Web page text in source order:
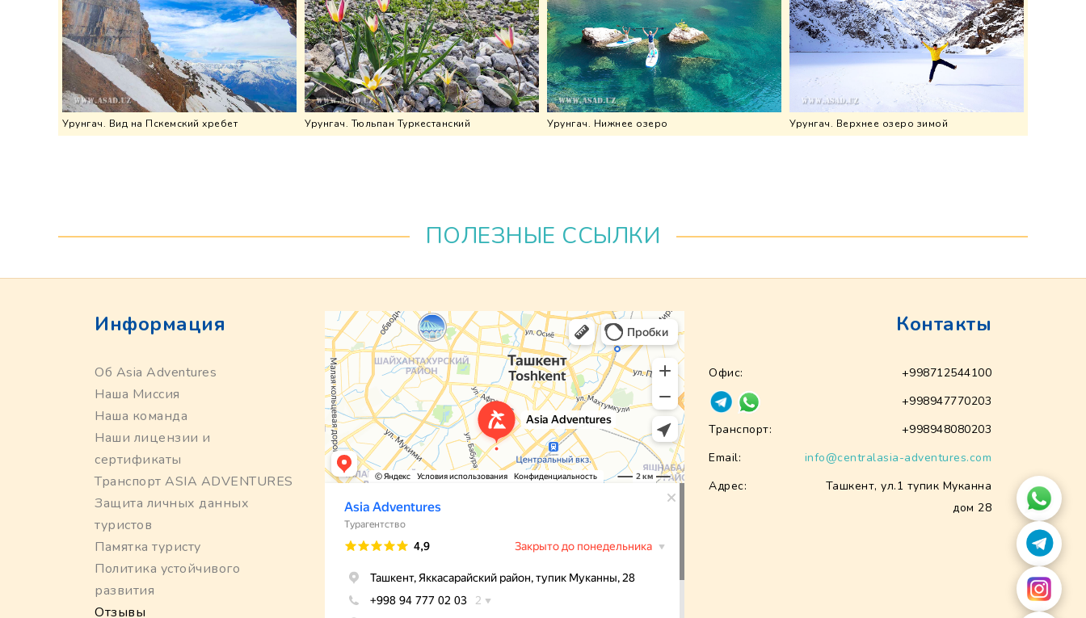
Урунгач. Вид на Пскемский хребет Урунгач. Тюльпан Туркестанский Урунгач. Нижнее озеро Урунгач. Верхнее озеро зимой
ПОЛЕЗНЫЕ ССЫЛКИ
Информация
Об Asia Adventures
Наша Миссия
Наша команда
Наши лицензии и
сертификаты
Транспорт ASIA ADVENTURES
Защита личных данных
туристов
Памятка туристу
Политика устойчивого
развития
Отзывы
Контакты
Офис:
+998712544100
+998947770203
Транспорт:
+998948080203
Email:
info@centralasia-adventures.com
Адрес:
Ташкент, ул.1 тупик Муканна
дом 28